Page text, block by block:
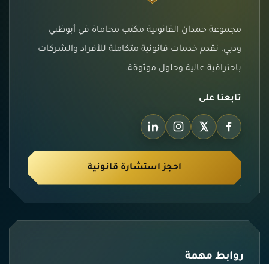
مجموعة حمدان القانونية مكتب محاماة في أبوظبي
ودبي، نقدم خدمات قانونية متكاملة للأفراد والشركات
باحترافية عالية وحلول موثوقة.
تابعنا على
احجز استشارة قانونية
روابط مهمة